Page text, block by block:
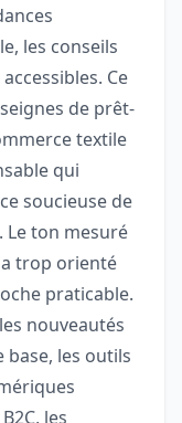
les conseils
Ce
de prêt-
textile
qui
soucieuse de
Le ton mesuré
trop orienté
praticable.
nouveautés
les outils
les